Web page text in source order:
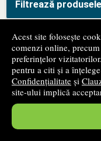
Acest site folosește
comenzi online,
preferințelor
pentru a citi și a înțelege
Confidențialitate și
site-ului implică
Filtrează produsele
Categorii de carte
Edituri